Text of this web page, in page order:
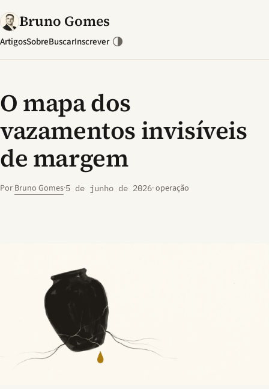
Bruno Gomes
ArtigosSobreBuscarInscrever
O mapa dos
vazamentos invisíveis
de margem
Por Bruno Gomes·5 de junho de 2026· operação